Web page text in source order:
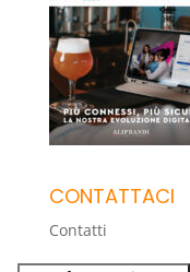
CONTATTACI
Contatti